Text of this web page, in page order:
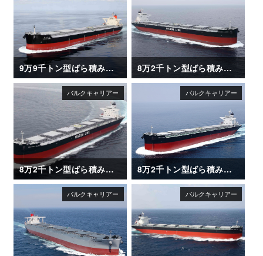
9万9千トン型ばら積み運搬船「NAGARA MARU (長良丸)」 8万2千トン型ばら積み運搬船「SAKIZAYA LEADER」
8万2千トン型ばら積み運搬船「SAKIZAYA KALON」 8万2千トン型ばら積み運搬船「XING LE HAI」